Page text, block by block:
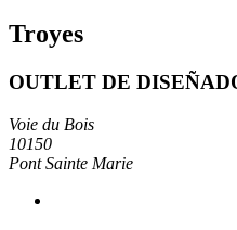
Troyes
OUTLET DE
Voie du Bois
10150
Pont Sainte Marie